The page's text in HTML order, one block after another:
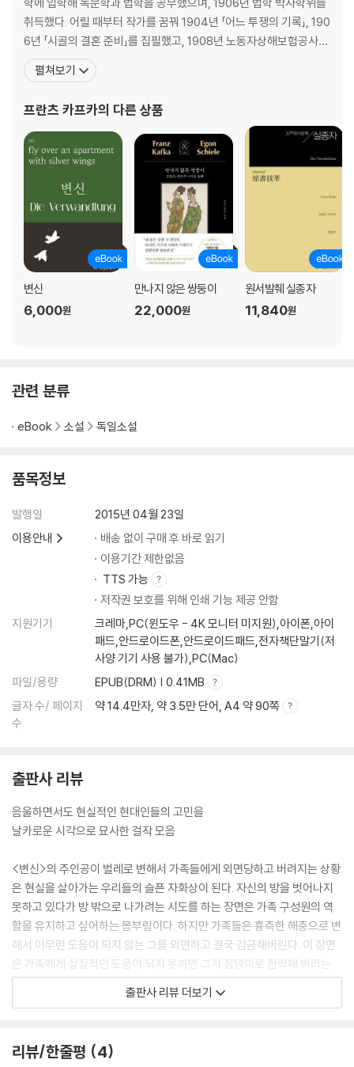
취득했다. 어릴 때부터 작가를 꿈꿔 1904년 「어느 투쟁의 기록」, 190
6년 「시골의 결혼 준비」를 집필했고, 1908년 노동자상해보험공사에
취직한 이후로도 14년 동안 직장생활과 글쓰기 작업을 병행했다. 「선
고」 「변신」 「유형지에서」 등의 단편과 『실종자』 『소송』 『성』 등의 미완
일기와 편지 등도
펼쳐보기
프란츠 카프카의 다른 상품
변신
6,000원
만나지 않은 쌍둥이
22,000원
원서발췌 실종자
11,840원
관련 분류
eBook 소설 독일소설
품목정보
발행일
2015년 04월 23일
이용안내
배송 없이 구매 후 바로 읽기
이용기간 제한없음
TTS 가능
저작권 보호를 위해 인쇄 기능 제공 안함
지원기기
크레마,PC(윈도우 - 4K 모니터 미지원),아이폰,아이
패드,안드로이드폰,안드로이드패드,전자책단말기(저
사양 기기 사용 불가),PC(Mac)
파일/용량
EPUB(DRM) | 0.41MB
글자 수/ 페이지
수
약 14.4만자, 약 3.5만 단어, A4 약 90쪽
출판사 리뷰
음울하면서도 현실적인 현대인들의 고민을
날카로운 시각으로 묘사한 걸작 모음
<변신>의 주인공이 벌레로 변해서 가족들에게 외면당하고 버려지는 상황
은 현실을 살아가는 우리들의 슬픈 자화상이 된다. 자신의 방을 벗어나지
못하고 있다가 방 밖으로 나가려는 시도를 하는 장면은 가족 구성원의 역
할을 유지하고 싶어하는 몸부림이다. 하지만 가족들은 흉측한 해충으로 변
해서 아무런 도움이 되지 않는 그를 외면하고 결국 감금해버린다. 이 장면
은 가족에게 실질적인 도움이 되지 못하면 그저 짐덩이로 전락해 버리는
뼈아픈 현실을 냉정하게 반영한 것이다. 돌아오는 이득이 없으면 소통도
없다는 가혹한 상황을 보여준다.
사가 마법처럼 말을 빌려 타고 간 환자의 집에서 희한한 상황에 휘말리는
출판사 리뷰 더보기
리뷰/한줄평 4